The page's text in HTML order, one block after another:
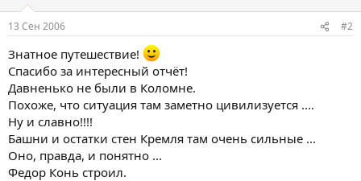
13 Сен 2006 #2
Знатное путешествие!
Спасибо за интересный отчёт!
Давненько не были в Коломне.
Похоже, что ситуация там заметно цивилизуется ....
Ну и славно!!!!
Башни и остатки стен Кремля там очень сильные ...
Оно, правда, и понятно ...
Федор Конь строил.